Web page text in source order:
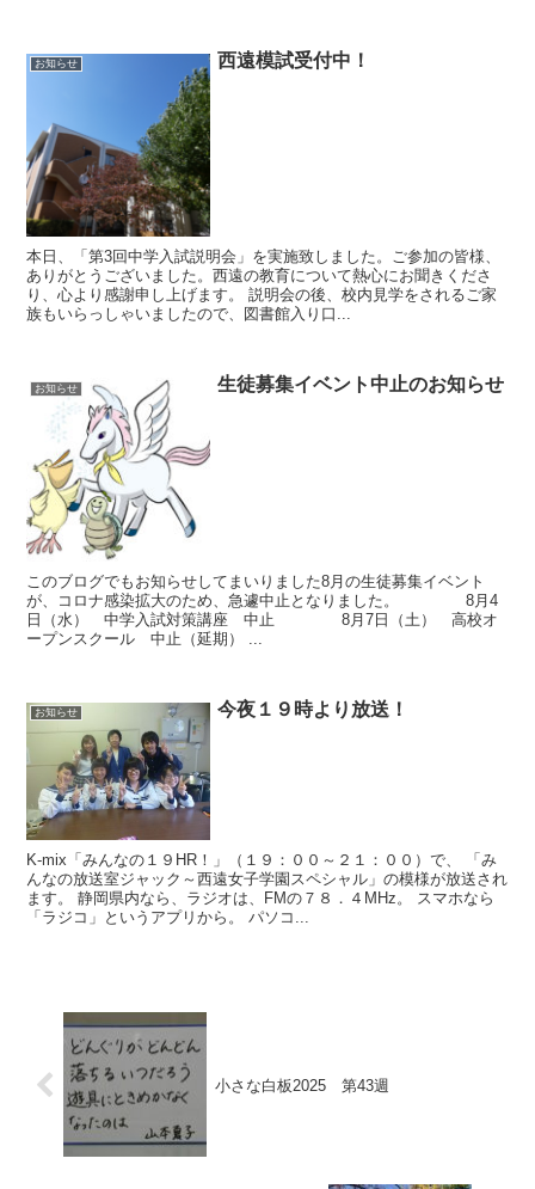
お知らせ 西遠模試受付中！
本日、「第3回中学入試説明会」を実施致しました。ご参加の皆様、
ありがとうございました。西遠の教育について熱心にお聞きくださ
り、心より感謝申し上げます。 説明会の後、校内見学をされるご家
族もいらっしゃいましたので、図書館入り口...
お知らせ 生徒募集イベント中止のお知らせ
このブログでもお知らせしてまいりました8月の生徒募集イベント
が、コロナ感染拡大のため、急遽中止となりました。 8月4
日（水） 中学入試対策講座 中止 8月7日（土） 高校オ
ープンスクール 中止（延期） ...
お知らせ 今夜１９時より放送！
K-mix「みんなの１９HR！」（１９：００～２１：００）で、 「み
んなの放送室ジャック～西遠女子学園スペシャル」の模様が放送され
ます。 静岡県内なら、ラジオは、FMの７８．４MHz。 スマホなら
「ラジコ」というアプリから。 パソコ...
小さな白板2025 第43週